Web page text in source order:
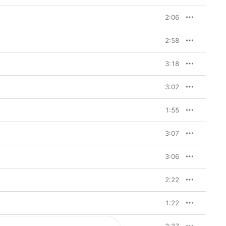
2:06
2:58
3:18
3:02
1:55
3:07
3:06
2:22
1:22